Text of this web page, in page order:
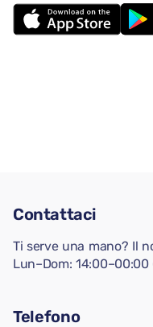
Contattaci
Ti serve una mano? Il
Lun–Dom: 14:00–00:00
Telefono